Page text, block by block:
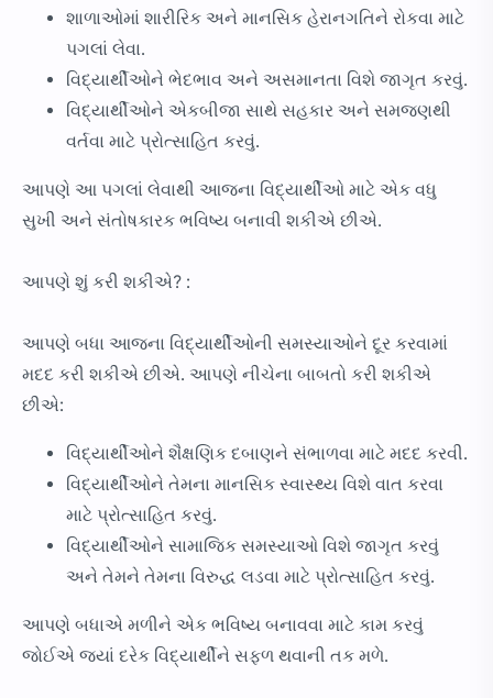
શાળાઓમાં શારીરિક અને માનસિક હેરાનગતિને રોકવા માટે
પગલાં લેવા.
વિદ્યાર્થીઓને ભેદભાવ અને અસમાનતા વિશે જાગૃત કરવું.
વિદ્યાર્થીઓને એકબીજા સાથે સહકાર અને સમજણથી
વર્તવા માટે પ્રોત્સાહિત કરવું.
આપણે આ પગલાં લેવાથી આજના વિદ્યાર્થીઓ માટે એક વધુ
સુખી અને સંતોષકારક ભવિષ્ય બનાવી શકીએ છીએ.
આપણે શું કરી શકીએ? :
આપણે બધા આજના વિદ્યાર્થીઓની સમસ્યાઓને દૂર કરવામાં
મદદ કરી શકીએ છીએ. આપણે નીચેના બાબતો કરી શકીએ
છીએ:
વિદ્યાર્થીઓને શૈક્ષણિક દબાણને સંભાળવા માટે મદદ કરવી.
વિદ્યાર્થીઓને તેમના માનસિક સ્વાસ્થ્ય વિશે વાત કરવા
માટે પ્રોત્સાહિત કરવું.
વિદ્યાર્થીઓને સામાજિક સમસ્યાઓ વિશે જાગૃત કરવું
અને તેમને તેમના વિરુદ્ધ લડવા માટે પ્રોત્સાહિત કરવું.
આપણે બધાએ મળીને એક ભવિષ્ય બનાવવા માટે કામ કરવું
જોઈએ જ્યાં દરેક વિદ્યાર્થીને સફળ થવાની તક મળે.